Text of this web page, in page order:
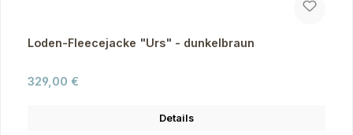
Loden-Fleecejacke "Urs" - dunkelbraun
Regulärer Preis:
329,00 €
Details